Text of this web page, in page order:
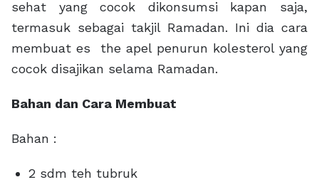
sehat yang cocok dikonsumsi kapan saja,
termasuk sebagai takjil Ramadan. Ini dia cara
membuat es the apel penurun kolesterol yang
cocok disajikan selama Ramadan.
Bahan dan Cara Membuat
Bahan :
2 sdm teh tubruk